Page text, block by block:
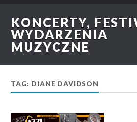
KONCERTY,
WYDARZENIA
MUZYCZNE
TAG: DIANE DAVIDSON